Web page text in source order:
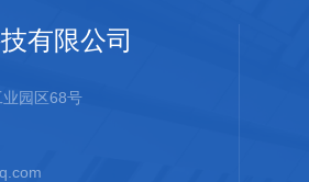
有限公司
园区68号